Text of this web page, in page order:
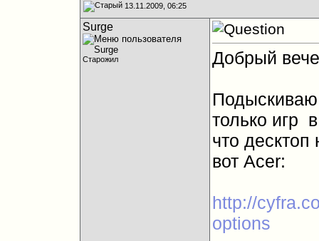
13.11.2009, 06:25
Surge
Старожил Добрый
Подыскиваю
только игр
что десктоп
вот Acer:
http://
options